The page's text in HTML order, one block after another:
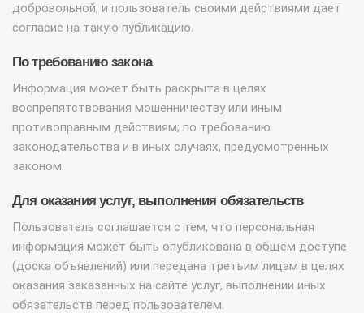
добровольной, и пользователь своими действиями дает
согласие на такую публикацию.
По требованию закона
Информация может быть раскрыта в целях
воспрепятствования мошенничеству или иным
противоправным действиям; по требованию
законодательства и в иных случаях, предусмотренных
законом.
Для оказания услуг, выполнения обязательств
Пользователь соглашается с тем, что персональная
информация может быть опубликована в общем доступе
(доска объявлений) или передана третьим лицам в целях
оказания заказанных на сайте услуг, выполнении иных
обязательств перед пользователем.